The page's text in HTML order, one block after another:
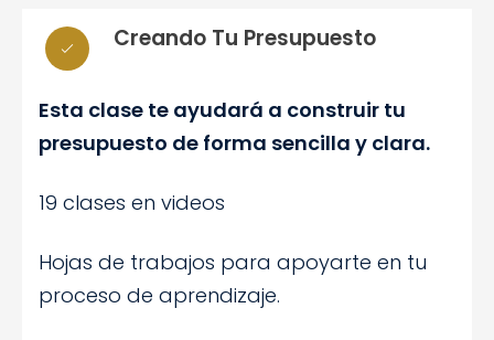
Creando Tu Presupuesto
Esta clase te ayudará a construir tu
presupuesto de forma sencilla y clara.
19 clases en videos
Hojas de trabajos para apoyarte en tu
proceso de aprendizaje.